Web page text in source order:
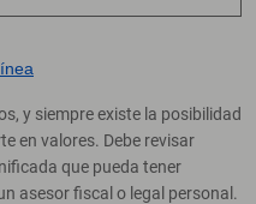
y siempre existe la posibilidad
en valores. Debe revisar
que pueda tener
asesor fiscal o legal personal.